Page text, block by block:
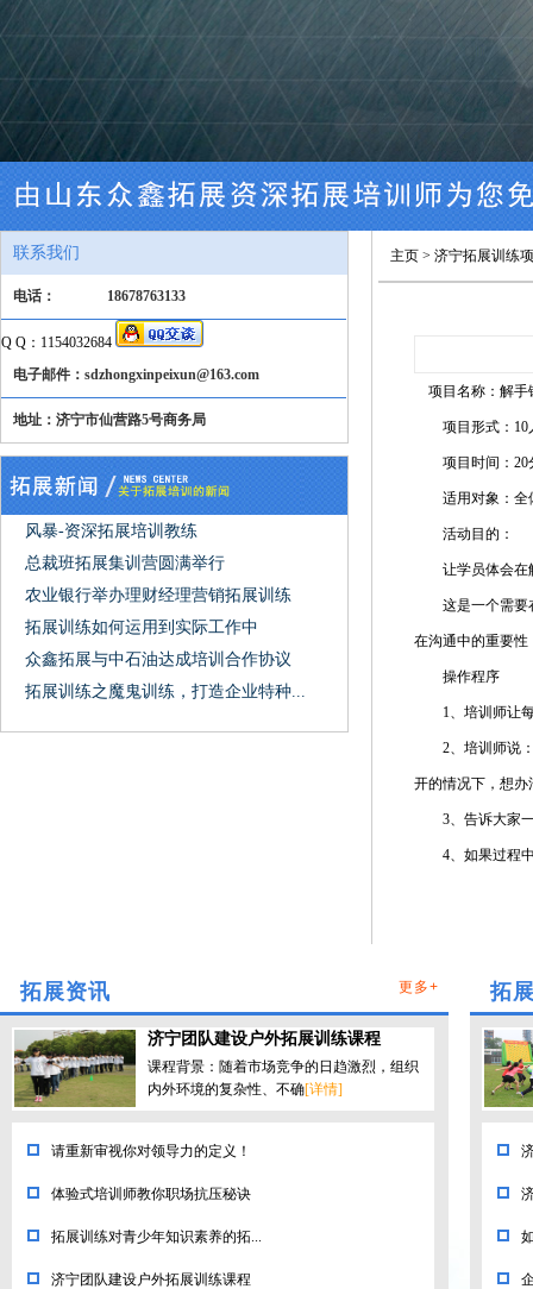
联系我们
电话： 18678763133
Q Q：1154032684
电子邮件：sdzhongxinpeixun@163.com
地址：济宁市仙营路5号商务局
风暴-资深拓展培训教练
总裁班拓展集训营圆满举行
农业银行举办理财经理营销拓展训练
拓展训练如何运用到实际工作中
众鑫拓展与中石油达成培训合作协议
拓展训练之魔鬼训练，打造企业特种...
主页 > 济宁拓展训练
项目名称：解手
项目形式：10
项目时间：20
适用对象：全
活动目的：
让学员体会在解
这是一个需要在
在沟通中的重要
操作程序
1、培训师让每
2、培训师说：
开的情况下，想
3、告诉大家一
4、如果过程中
拓展资讯 更多+
济宁团队建设户外拓展训练课程
课程背景：随着市场竞争的日趋激烈，组织
内外环境的复杂性、不确[详情]
请重新审视你对领导力的定义！
体验式培训师教你职场抗压秘诀
拓展训练对青少年知识素养的拓...
济宁团队建设户外拓展训练课程
拓